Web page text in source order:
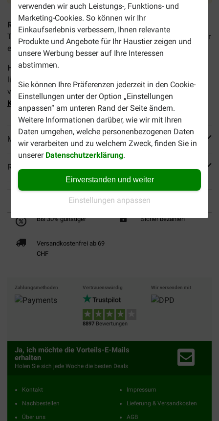
verwenden wir auch Leistungs-, Funktions- und
Marketing-Cookies. So können wir Ihr
Einkaufserlebnis verbessern, Ihnen relevante
Produkte und Angebote für Ihr Haustier zeigen und
unsere Werbung besser auf Ihre Interessen
abstimmen.
Sie können Ihre Präferenzen jederzeit in den Cookie-
Einstellungen unter der Option „Einstellungen
anpassen“ am unteren Rand der Seite ändern.
Weitere Informationen darüber, wie wir mit Ihren
Daten umgehen, welche personenbezogenen Daten
wir verarbeiten und zu welchem Zweck, finden Sie in
unserer Datenschutzerklärung.
Einverstanden und weiter
Einstellungen anpassen
Royal Canin VCN Pediatric Growth Katzenfutter
Trockenfutter für junge Katzen, das auch einfach in Wasser
eingeweicht werden kann.
Hinweis:Dieses Produkt ist demnächste leider nicht mehr
lieferbar. Royal Canin empfiehlt Ihnen, auf folgendes,
vergleichbares Produkt zu wechseln:
Royal Canin Kitten
Katzenfutter .
Mehr Produktinfos
Reviews
Bis 30% günstiger Sicher bezahlen
Versandkostenfrei ab 69
CHF
Zahlungsmethoden Vertrauenswürdig
8897 Bewertungen
Wir versenden mit
Ja, ich möchte die Vorteils-E-Mails
erhalten
Holen Sie sich jede Woche die besten Deals
Kontakt
Nachbestellen
Über uns
Impressum
Lieferung & Versandkosten
AGB